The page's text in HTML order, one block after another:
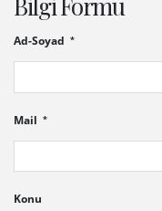
Ad-Soyad
Mail
Konu